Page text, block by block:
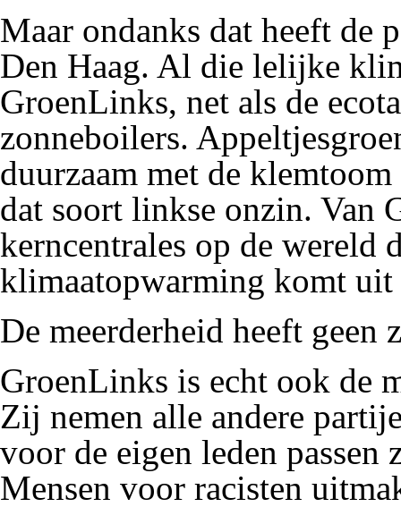
Maar ondanks dat heeft de
Den Haag. Al die lelijke
GroenLinks, net als de
zonneboilers.
duurzaam met de
dat soort linkse onzin. Van
kerncentrales op de wereld
klimaatopwarming komt uit
De meerderheid heeft geen
GroenLinks is echt ook de
Zij nemen alle andere
voor de eigen leden passen
Mensen voor racisten